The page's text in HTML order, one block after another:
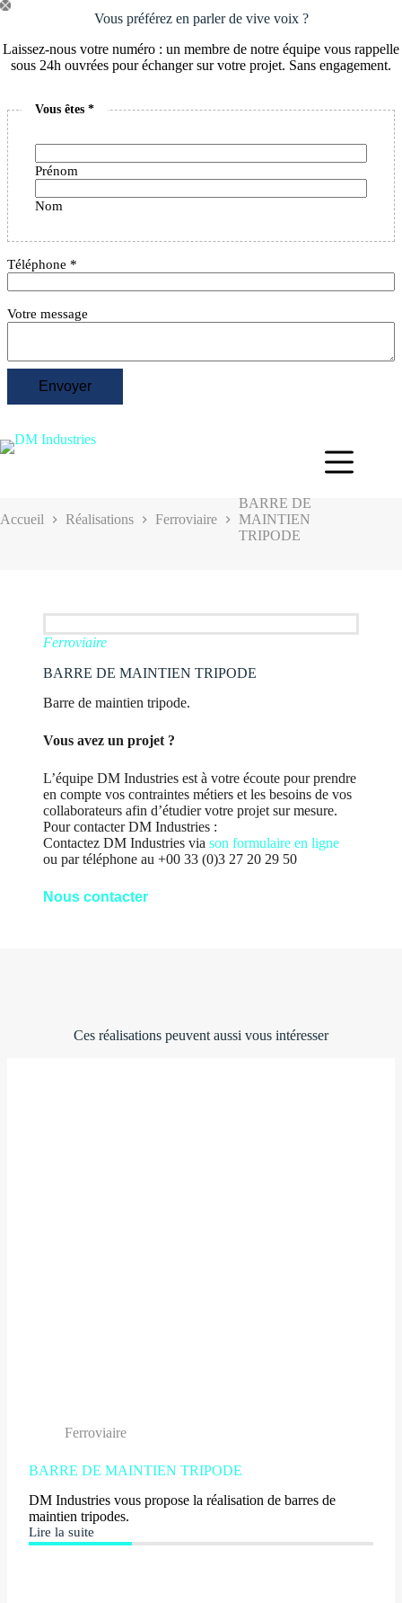
Passer
Vous préférez en parler de vive voix ?
Laissez-nous votre numéro : un membre de notre équipe vous rappelle
sous 24h ouvrées pour échanger sur votre projet. Sans engagement.
Vous êtes *
Prénom
Nom
Téléphone *
Votre message
Envoyer
Accueil Réalisations Ferroviaire
BARRE DE
MAINTIEN
TRIPODE
Ferroviaire
BARRE DE MAINTIEN TRIPODE
Barre de maintien tripode.
Vous avez un projet ?
L’équipe DM Industries est à votre écoute pour prendre
en compte vos contraintes métiers et les besoins de vos
collaborateurs afin d’étudier votre projet sur mesure.
Pour contacter DM Industries :
Contactez DM Industries via son formulaire en ligne
ou par téléphone au +00 33 (0)3 27 20 29 50
Nous contacter
Ces réalisations peuvent aussi vous intéresser
Ferroviaire
BARRE DE MAINTIEN TRIPODE
DM Industries vous propose la réalisation de barres de
maintien tripodes.
Lire la suite
BARRE